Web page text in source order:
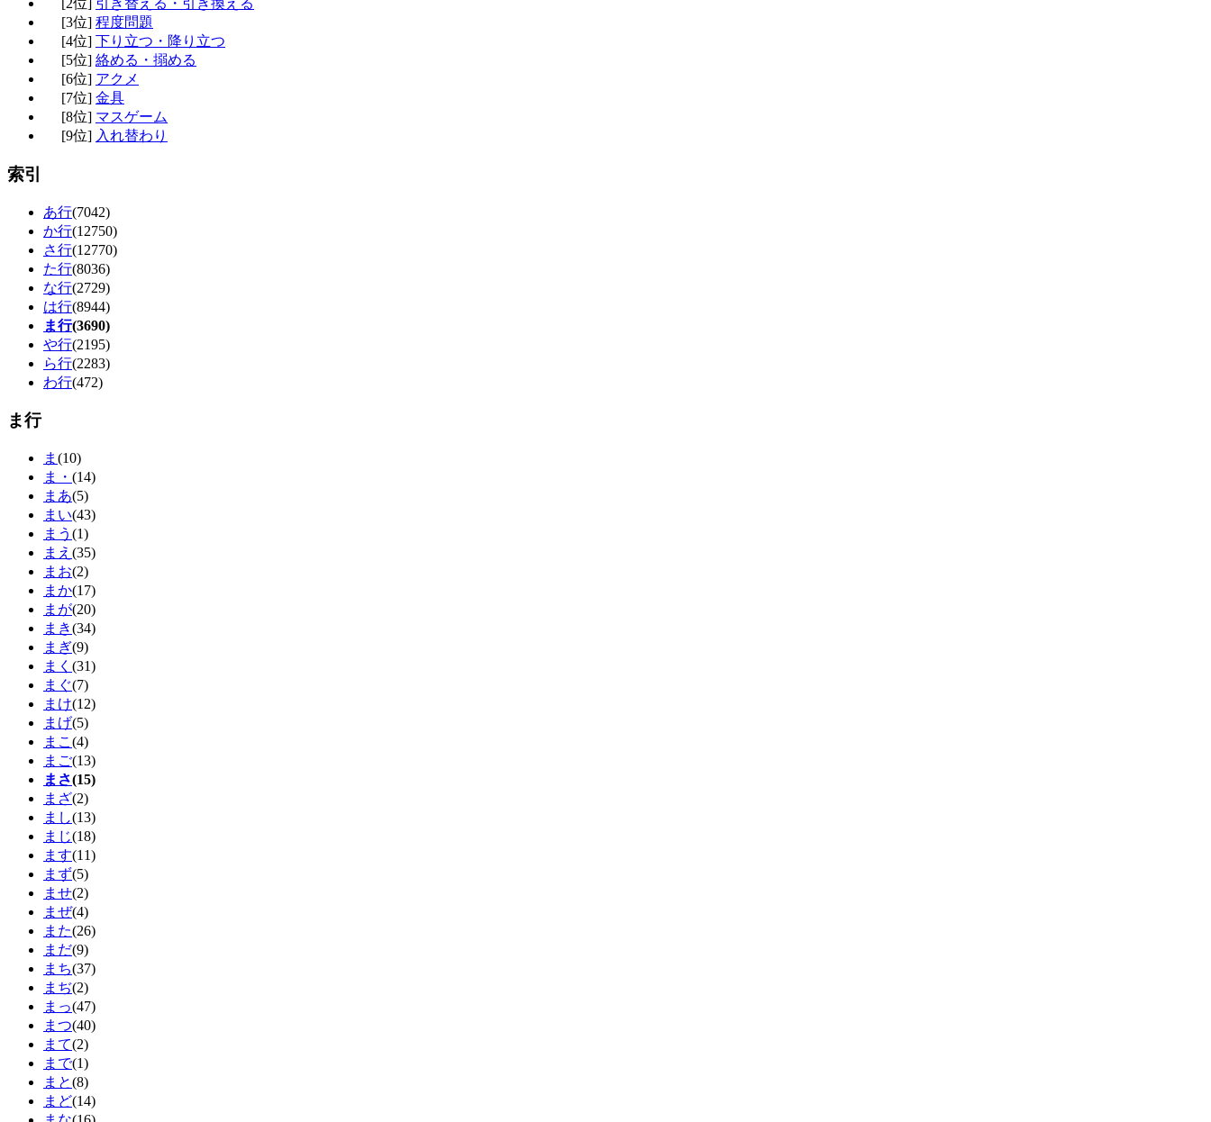
[2位] 引き替える・引き換える
[3位] 程度問題
[4位] 下り立つ・降り立つ
[5位] 絡める・搦める
[6位] アクメ
[7位] 金具
[8位] マスゲーム
[9位] 入れ替わり
索引
あ行(7042)
か行(12750)
さ行(12770)
た行(8036)
な行(2729)
は行(8944)
ま行(3690)
や行(2195)
ら行(2283)
わ行(472)
ま行
ま (10)
ま・ (14)
まあ(5)
まい(43)
まう (1)
まえ (35)
まお(2)
まか(17)
まが(20)
まき(34)
まぎ(9)
まく (31)
まぐ(7)
まけ(12)
まげ(5)
まこ (4)
まご(13)
まさ(15)
まざ(2)
まし(13)
まじ(18)
ます(11)
まず(5)
ませ(2)
まぜ(4)
また(26)
まだ(9)
まち(37)
まぢ(2)
まっ(47)
まつ(40)
まて(2)
まで(1)
まと(8)
まど(14)